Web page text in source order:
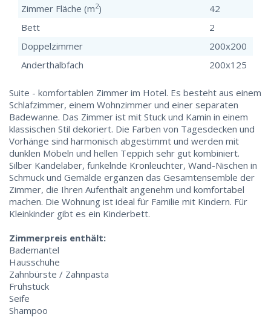
Zimmer Fläche (m2)
42
Bett
2
Doppelzimmer
200x200
Anderthalbfach
200x125
Suite - komfortablen Zimmer im Hotel. Es besteht aus einem
Schlafzimmer, einem Wohnzimmer und einer separaten
Badewanne. Das Zimmer ist mit Stuck und Kamin in einem
klassischen Stil dekoriert. Die Farben von Tagesdecken und
Vorhänge sind harmonisch abgestimmt und werden mit
dunklen Möbeln und hellen Teppich sehr gut kombiniert.
Silber Kandelaber, funkelnde Kronleuchter, Wand-Nischen in
Schmuck und Gemälde ergänzen das Gesamtensemble der
Zimmer, die Ihren Aufenthalt angenehm und komfortabel
machen. Die Wohnung ist ideal für Familie mit Kindern. Für
Kleinkinder gibt es ein Kinderbett.
Zimmerpreis enthält:
Bademantel
Hausschuhe
Zahnbürste / Zahnpasta
Frühstück
Seife
Shampoo